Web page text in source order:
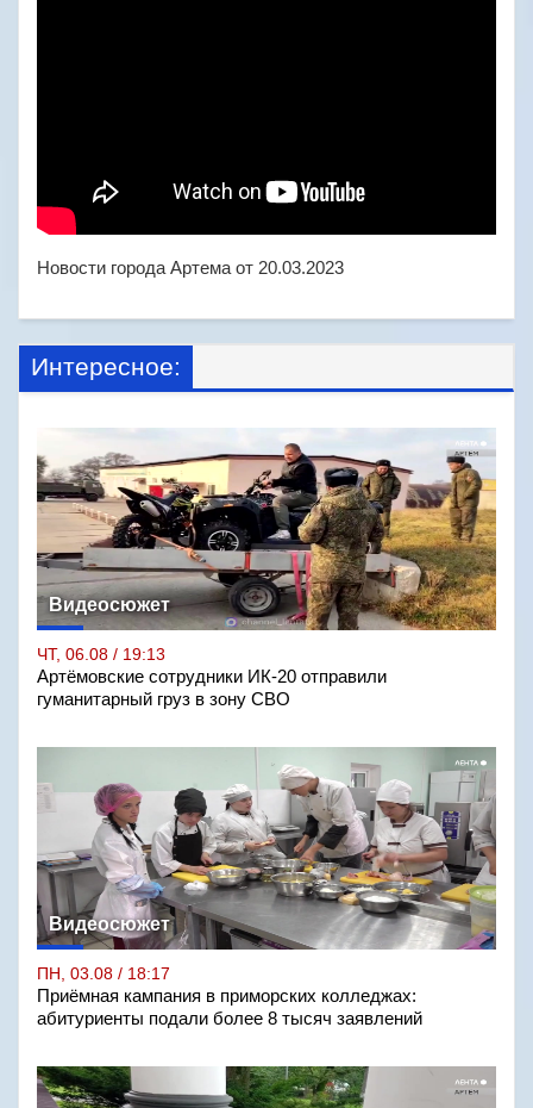
Новости города Артема от 20.03.2023
Интересное:
Видеосюжет
ЧТ, 06.08 / 19:13
Артёмовские сотрудники ИК-20 отправили
гуманитарный груз в зону СВО
Видеосюжет
ПН, 03.08 / 18:17
Приёмная кампания в приморских колледжах:
абитуриенты подали более 8 тысяч заявлений